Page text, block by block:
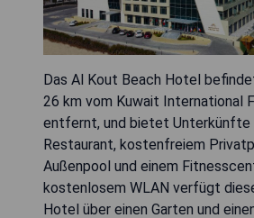
Das Al Kout Beach Hotel
26 km vom Kuwait International
entfernt, und bietet Unterkünfte
Restaurant, kostenfreiem
Außenpool und einem
kostenlosem WLAN verfügt
Hotel über einen Garten und